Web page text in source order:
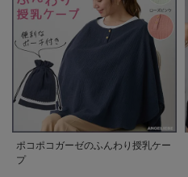
ポコポコガーゼのふんわり授乳ケー
プ